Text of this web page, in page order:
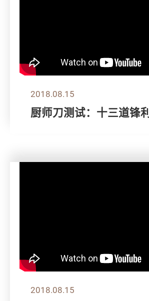
2018.08.15
厨师刀测试：十三道锋利
2018.08.15